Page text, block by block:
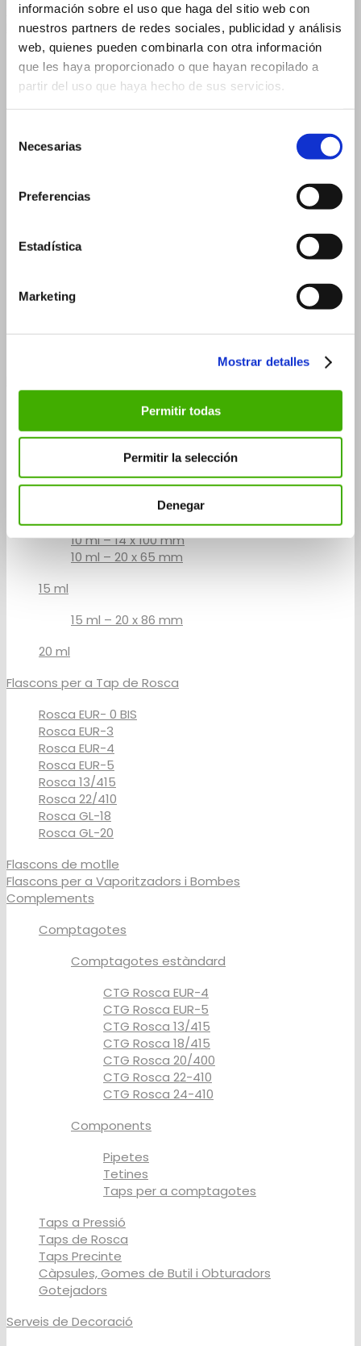
información sobre el uso que haga del sitio web con
nuestros partners de redes sociales, publicidad y análisis
web, quienes pueden combinarla con otra información
que les haya proporcionado o que hayan recopilado a
partir del uso que haya hecho de sus servicios.
Necesarias
Preferencias
Estadística
Marketing
Mostrar detalles
Permitir todas
Permitir la selección
Denegar
5 ml – 14×54 mm
Flascons per a Comptagotes
2 ml
3 ml
3 ml – 16×37 mm
5 ml
5 ml – 20×36 mm
15 ml
30 ml – 26×90 mm
5 ml
5 ml – 14×60 mm
5 ml – 20×41 mm
10 ml – 14 x 100 mm
10 ml – 20 x 65 mm
15 ml
15 ml – 20 x 86 mm
20 ml
Flascons per a Tap de Rosca
Rosca EUR- 0 BIS
Rosca EUR-3
Rosca EUR-4
Rosca EUR-5
Rosca 13/415
Rosca 22/410
Rosca GL-18
Rosca GL-20
Flascons de motlle
Flascons per a Vaporitzadors i Bombes
Complements
Comptagotes
Comptagotes estàndard
CTG Rosca EUR-4
CTG Rosca EUR-5
CTG Rosca 13/415
CTG Rosca 18/415
CTG Rosca 20/400
CTG Rosca 22-410
CTG Rosca 24-410
Components
Pipetes
Tetines
Taps per a comptagotes
Taps a Pressió
Taps de Rosca
Taps Precinte
Càpsules, Gomes de Butil i Obturadors
Gotejadors
Serveis de Decoració